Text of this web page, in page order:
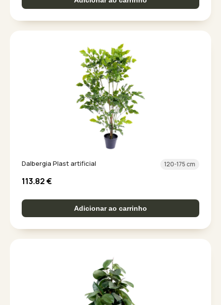
Dalbergia Plast artificial 120-175 cm
113.82€
Adicionar ao carrinho